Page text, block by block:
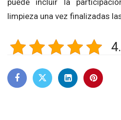
puede incluir la
limpieza una vez finalizadas